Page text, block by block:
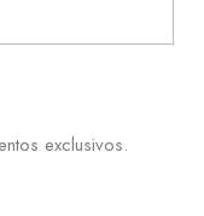
exclusivos.